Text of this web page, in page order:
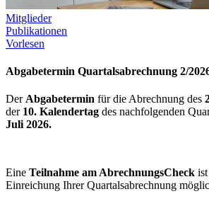
Mitglieder
Publikationen
Vorlesen
Abgabetermin Quartalsabrechnung 2/
DerAbgabetermin für die Abrechnung des
der 10. Kalendertag des nachfolgenden
Juli 2026.
Eine Teilnahme am AbrechnungsCheck
Einreichung Ihrer Quartalsabrechnung